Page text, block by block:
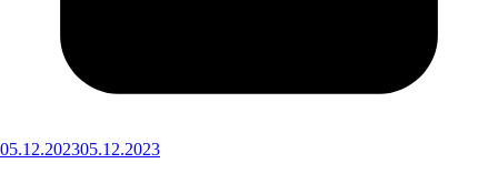
05.12.202305.12.2023